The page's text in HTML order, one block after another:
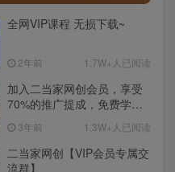
全网VIP课程 无损下载~
2年前 1.7W+人已阅读
加入二当家网创会员，享受
70%的推广提成，免费学习
大神。
3年前 1.3W+人已阅读
二当家网创【VIP会员专属交
流群】